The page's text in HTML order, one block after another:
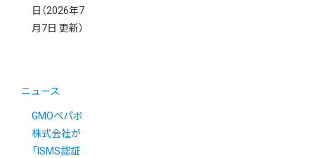
日 （2026年7
月7日 更新）
ニュース
GMOペパボ
株式会社が
「ISMS認証